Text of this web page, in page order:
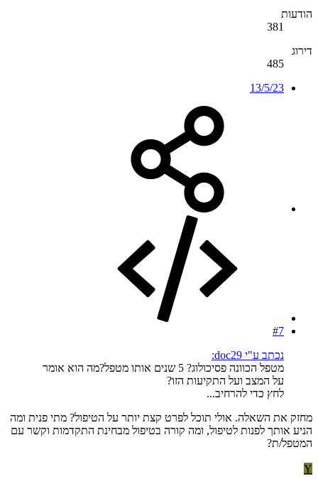
הודעות
381
דירוג
485
13/5/23
#7
נכתב ע"י doc29:
מטפל הכוונה פסיכולוג? 5 שנים אותו מטפל?מה הוא אומר
על המצב ועל התקיעות הזו?
לחץ כדי להרחיב...
מחזק את השאלה. אולי תוכל לפרט קצת יותר על הטיפול? מתי פנית ומה
הניע אותך לפנות לטיפול, ומה קורה בטיפול מבחינת התקדמות וקשר עם
המטפל/ת?
Y